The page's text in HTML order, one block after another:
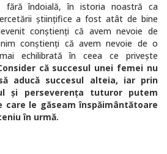
fără îndoială, în istoria noastră ca
științifice a fost atât de bine
conștienți că avem nevoie de
conștienți că avem nevoie de o
echilibrată în ceea ce privește
că succesul unei femei nu
aducă succesul alteia, iar prin
și perseverența tuturor putem
care le găseam înspăimântătoare
în urmă.